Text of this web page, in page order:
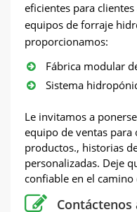
eficientes para
equipos de forraje
proporcionamos:
Fábrica modular
Sistema
Le invitamos a
equipo de ventas para
productos., historias
personalizadas. Deje
confiable en el
Contáctenos